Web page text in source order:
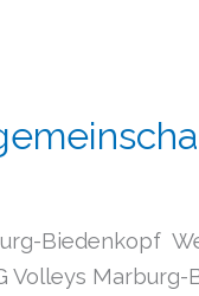
Biedenkopf
Volleys Marburg-